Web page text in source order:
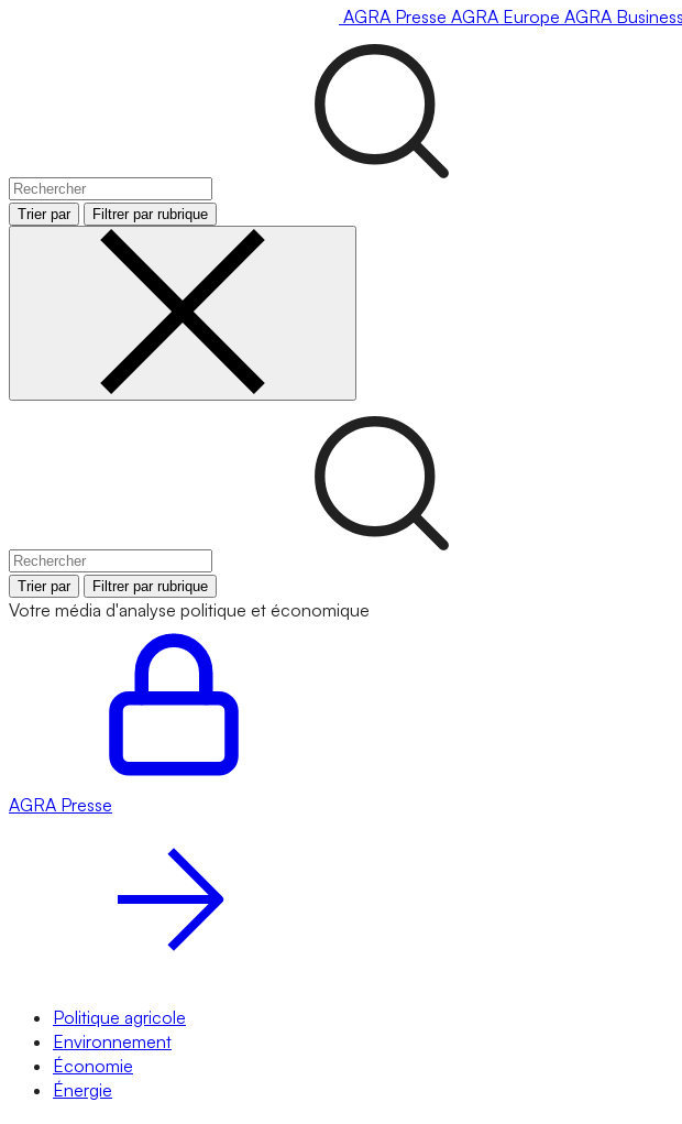
AGRA Presse AGRA Europe AGRA Business
Trier par Filtrer par rubrique
Trier par Filtrer par rubrique
Votre média d'analyse politique et économique
AGRA Presse
Politique agricole
Environnement
Économie
Énergie